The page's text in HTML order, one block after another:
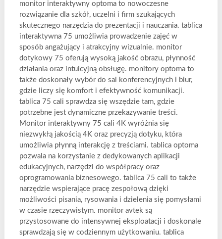
monitor interaktywny optoma to nowoczesne
rozwiązanie dla szkół, uczelni i firm szukających
skutecznego narzędzia do prezentacji i nauczania. tablica
interaktywna 75 umożliwia prowadzenie zajęć w
sposób angażujący i atrakcyjny wizualnie. monitor
dotykowy 75 oferują wysoką jakość obrazu, płynność
działania oraz intuicyjną obsługę. monitory optoma to
także doskonały wybór do sal konferencyjnych i biur,
gdzie liczy się komfort i efektywność komunikacji.
tablica 75 cali sprawdza się wszędzie tam, gdzie
potrzebne jest dynamiczne przekazywanie treści.
Monitor interaktywny 75 cali 4K wyróżnia się
niezwykłą jakością 4K oraz precyzją dotyku, która
umożliwia płynną interakcję z treściami. tablica optoma
pozwala na korzystanie z dedykowanych aplikacji
edukacyjnych, narzędzi do współpracy oraz
oprogramowania biznesowego. tablica 75 cali to także
narzędzie wspierające pracę zespołową dzięki
możliwości pisania, rysowania i dzielenia się pomysłami
w czasie rzeczywistym. monitor avtek są
przystosowane do intensywnej eksploatacji i doskonale
sprawdzają się w codziennym użytkowaniu. tablica